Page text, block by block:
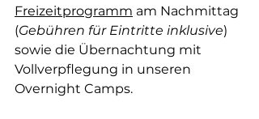
Freizeitprogramm am Nachmittag
(Gebühren für Eintritte inklusive)
sowie die Übernachtung mit
Vollverpflegung in unseren
Overnight Camps.